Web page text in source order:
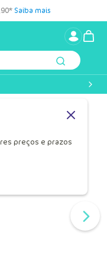
Saiba mais
preços e prazos